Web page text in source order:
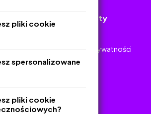
Dokumenty
Polityka Prywatności
pliki cookie
spersonalizowane
pliki cookie